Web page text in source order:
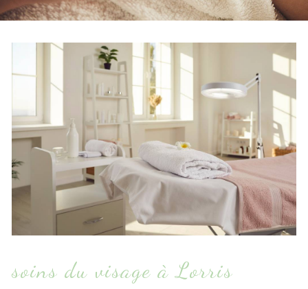
soins du visage à Lorris